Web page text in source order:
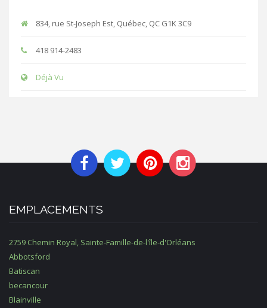
834, rue St-Joseph Est, Québec, QC G1K 3C9
418 914-2483
Déjà Vu
EMPLACEMENTS
2759 Chemin Royal, Sainte-Famille-de-l'île-d'Orléans
Abbotsford
Batiscan
becancour
Blainville